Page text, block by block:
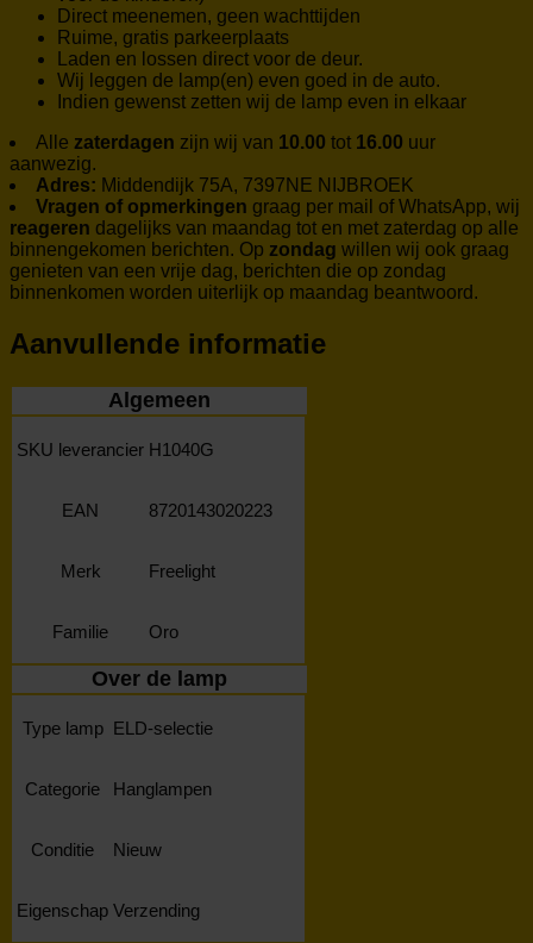
Direct meenemen, geen wachttijden
Ruime, gratis parkeerplaats
Laden en lossen direct voor de deur.
Wij leggen de lamp(en) even goed in de auto.
Indien gewenst zetten wij de lamp even in elkaar
Alle zaterdagen zijn wij van 10.00 tot 16.00 uur
aanwezig.
Adres: Middendijk 75A, 7397NE NIJBROEK
Vragen of opmerkingen graag per mail of WhatsApp, wij
reageren dagelijks van maandag tot en met zaterdag op alle
binnengekomen berichten. Op zondag willen wij ook graag
genieten van een vrije dag, berichten die op zondag
binnenkomen worden uiterlijk op maandag beantwoord.
Aanvullende informatie
Algemeen
SKU leverancier H1040G
EAN 8720143020223
Merk Freelight
Familie Oro
Over de lamp
Type lamp ELD-selectie
Categorie Hanglampen
Conditie Nieuw
Eigenschap Verzending